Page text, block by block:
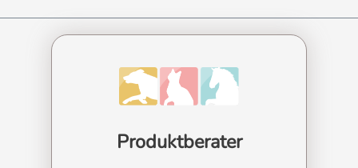
Produktberater